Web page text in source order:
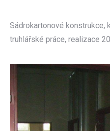
Sádrokartonové konstrukce,
truhlářské práce, realizace